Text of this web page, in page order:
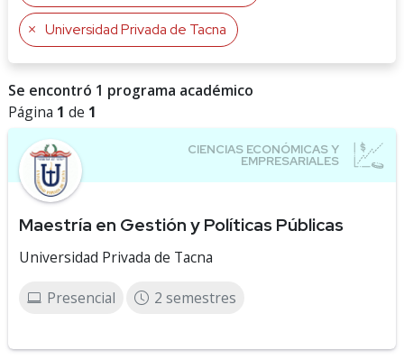
Universidad Privada de Tacna
Se encontró 1 programa académico
Página 1 de 1
Maestría en Gestión y Políticas Públicas
Universidad Privada de Tacna
Presencial 2 semestres